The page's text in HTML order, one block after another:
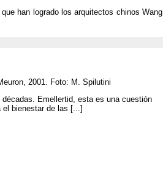
han logrado los arquitectos chinos Wang
, 2001. Foto: M . Spilutini
. Emellertid, esta es una cuestión
bienestar de las [...]